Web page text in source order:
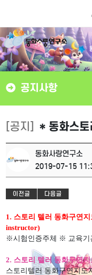
공지사항
[공지] * 동화스토
동화사랑연구소
2019-07-15
이전글 다음글
1. 스토리 텔러 동화구연
instructor)
※시험인증주체 ※ 교육기
2. 스토리 텔러 동화구연
스토리텔러 동화구연지도